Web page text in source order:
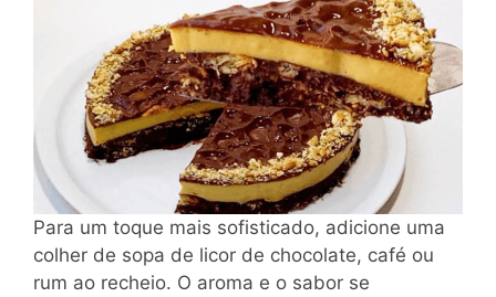
Para um toque mais sofisticado, adicione uma
colher de sopa de licor de chocolate, café ou
rum ao recheio. O aroma e o sabor se